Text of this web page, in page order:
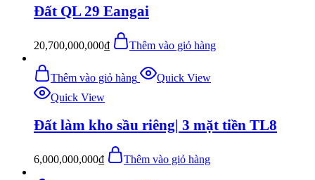
Đất QL 29 Eangai
20,700,000,000₫ Thêm vào giỏ hàng
Thêm vào giỏ hàng
Quick View
Quick View
Đất làm kho sầu riêng| 3 mặt tiền TL8
6,000,000,000₫ Thêm vào giỏ hàng